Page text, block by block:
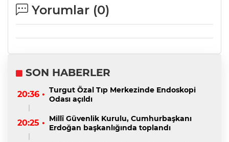
Yorumlar (0)
SON HABERLER
20:36 • Turgut Özal Tıp Merkezinde Endoskopi
Odası açıldı
20:25 • Millî Güvenlik Kurulu, Cumhurbaşkanı
Erdoğan başkanlığında toplandı